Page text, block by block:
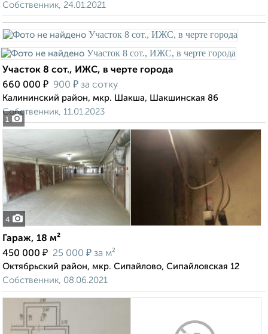
Собственник, 24.01.2021
1
Участок 8 сот., ИЖС, в черте города
660 000 ₽ 900 ₽ за сотку
Калининский район, мкр. Шакша, Шакшинская 86
Собственник, 11.01.2023
4
Гараж, 18 м²
450 000 ₽ 25 000 ₽ за м²
Октябрьский район, мкр. Сипайлово, Сипайловская 12
Собственник, 08.06.2021